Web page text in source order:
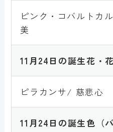
ピンク・コバルトカ
美
11月24日 の誕生花・
ピラカンサ/ 慈悲心
11月24日 の誕生色 （